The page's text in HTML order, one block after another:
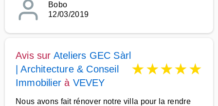
Bobo
12/03/2019
Avis sur Ateliers GEC Sàrl
| Architecture & Conseil
Immobilier à VEVEY
★★★★★
Nous avons fait rénover notre villa pour la rendre